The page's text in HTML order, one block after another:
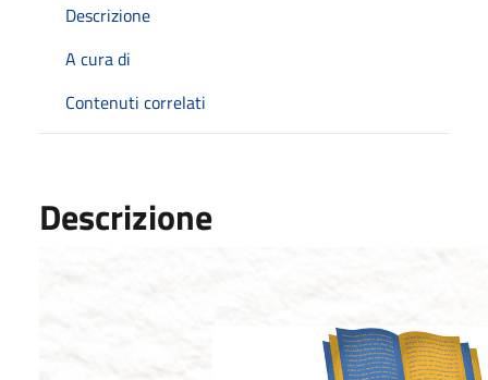
Descrizione
A cura di
Contenuti correlati
Descrizione